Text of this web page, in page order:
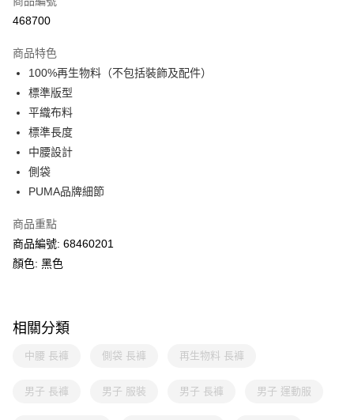
線上付款
Alipay, PayMe, WeChat Pay, UnionPay, FPS
送貨方式
單筆訂單淨值滿$399可享免運費優惠
每筆HK$30.00，滿HK$399.00或以上免運費
滿$599可享澳門免運費優惠
468700
商品特色
100%再生物料（不包括裝飾及配件）
標準版型
平織布料
標準長度
中腰設計
側袋
PUMA品牌細節
商品重點
商品編號: 68460201
顏色: 黑色
相關分類
中腰 長褲 側袋 長褲 再生物料 長褲
男子 長褲 男子 服裝 男子 長褲 男子 運動服